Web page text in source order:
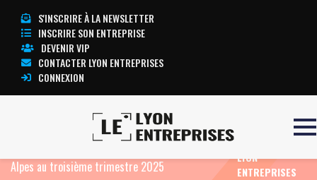
S'INSCRIRE À LA NEWSLETTER
INSCRIRE SON ENTREPRISE
DEVENIR VIP
CONTACTER LYON ENTREPRISES
CONNEXION
Économie de proximité :
Alpes au troisième trimestre 2025
LYON
ENTREPRISES